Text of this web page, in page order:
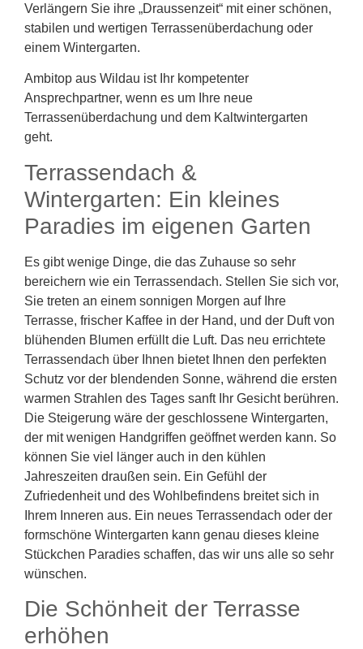
Verlängern Sie ihre „Draussenzeit“ mit einer schönen,
stabilen und wertigen Terrassenüberdachung oder
einem Wintergarten.
Ambitop aus Wildau ist Ihr kompetenter
Ansprechpartner, wenn es um Ihre neue
Terrassenüberdachung und dem Kaltwintergarten
geht.
Terrassendach &
Wintergarten: Ein kleines
Paradies im eigenen Garten
Es gibt wenige Dinge, die das Zuhause so sehr
bereichern wie ein Terrassendach. Stellen Sie sich vor,
Sie treten an einem sonnigen Morgen auf Ihre
Terrasse, frischer Kaffee in der Hand, und der Duft von
blühenden Blumen erfüllt die Luft. Das neu errichtete
Terrassendach über Ihnen bietet Ihnen den perfekten
Schutz vor der blendenden Sonne, während die ersten
warmen Strahlen des Tages sanft Ihr Gesicht berühren.
Die Steigerung wäre der geschlossene Wintergarten,
der mit wenigen Handgriffen geöffnet werden kann. So
können Sie viel länger auch in den kühlen
Jahreszeiten draußen sein. Ein Gefühl der
Zufriedenheit und des Wohlbefindens breitet sich in
Ihrem Inneren aus. Ein neues Terrassendach oder der
formschöne Wintergarten kann genau dieses kleine
Stückchen Paradies schaffen, das wir uns alle so sehr
wünschen.
Die Schönheit der Terrasse
erhöhen